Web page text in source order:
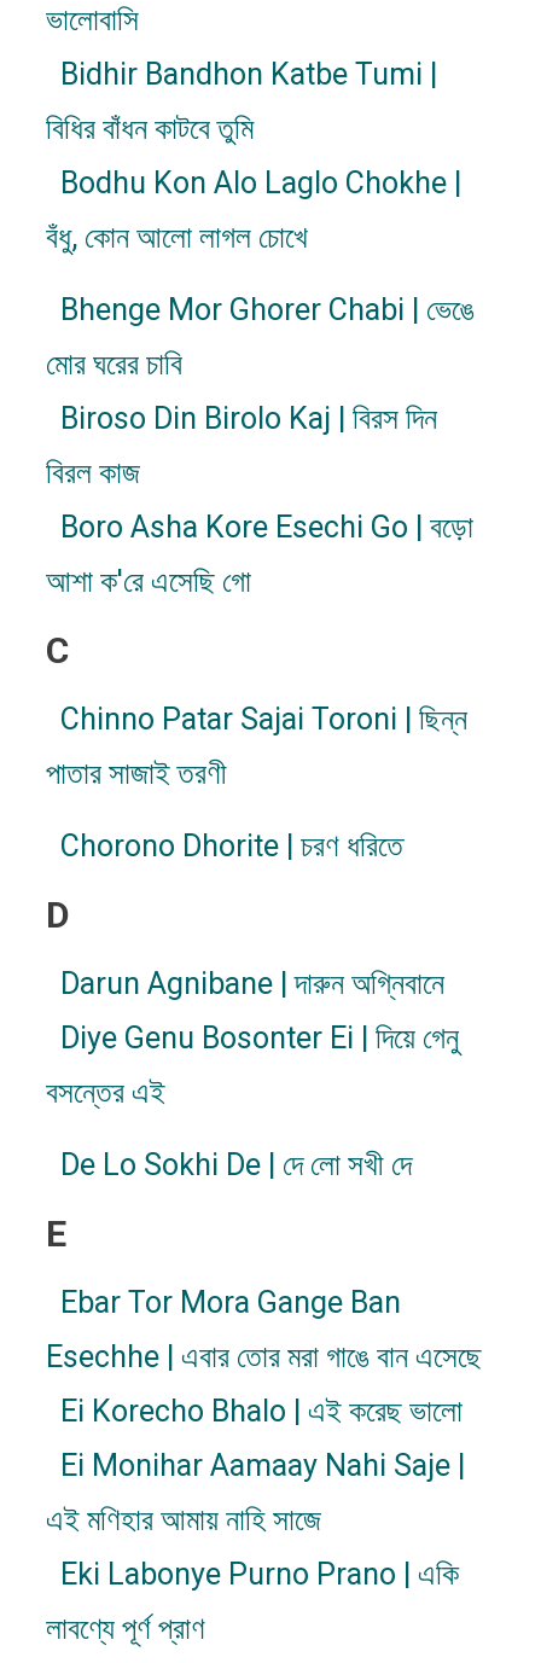
ভালোবাসি
Bidhir Bandhon Katbe Tumi |
বিধির বাঁধন কাটবে তুমি
Bodhu Kon Alo Laglo Chokhe |
বঁধু, কোন আলো লাগল চোখে
Bhenge Mor Ghorer Chabi | ভেঙে
মোর ঘরের চাবি
Biroso Din Birolo Kaj | বিরস দিন
বিরল কাজ
Boro Asha Kore Esechi Go | বড়ো
আশা ক'রে এসেছি গো
C
Chinno Patar Sajai Toroni | ছিন্ন
পাতার সাজাই তরণী
Chorono Dhorite | চরণ ধরিতে
D
Darun Agnibane | দারুন অগ্নিবানে
Diye Genu Bosonter Ei | দিয়ে গেনু
বসন্তের এই
De Lo Sokhi De | দে লো সখী দে
E
Ebar Tor Mora Gange Ban
Esechhe | এবার তোর মরা গাঙে বান এসেছে
Ei Korecho Bhalo | এই করেছ ভালো
Ei Monihar Aamaay Nahi Saje |
এই মণিহার আমায় নাহি সাজে
Eki Labonye Purno Prano | একি
লাবণ্যে পূর্ণ প্রাণ